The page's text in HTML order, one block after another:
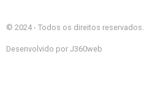
© 2024 - Todos os direitos reservados.
Desenvolvido por J360web